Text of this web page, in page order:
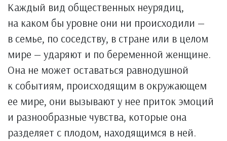
Каждый вид общественных неурядиц,
на каком бы уровне они ни происходили —
в семье, по соседству, в стране или в целом
мире — ударяют и по беременной женщине.
Она не может оставаться равнодушной
к событиям, происходящим в окружающем
ее мире, они вызывают у нее приток эмоций
и разнообразные чувства, которые она
разделяет с плодом, находящимся в ней.